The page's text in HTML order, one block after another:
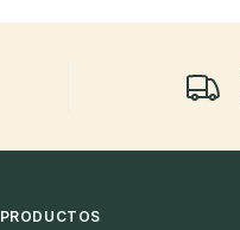
PRODUCTOS